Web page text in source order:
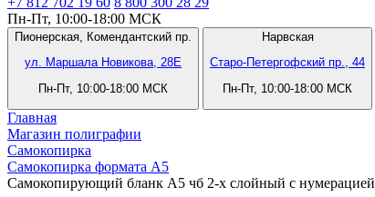
Пн-Пт, 10:00-18:00 МСК
Пионерская, Комендантский пр.
ул. Маршала Новикова, 28Е
Пн-Пт, 10:00-18:00 МСК
Нарвская
Старо-Петергофский пр., 44
Пн-Пт, 10:00-18:00 МСК
Главная
Магазин полиграфии
Самокопирка
Самокопирка формата А5
Самокопирующий бланк А5 чб 2-x слойный с нумерацией